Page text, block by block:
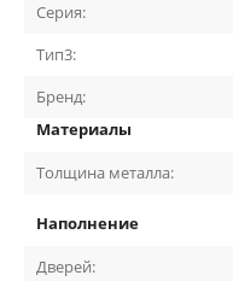
Серия:
Тип3:
Бренд:
Материалы
Толщина металла:
Наполнение
Дверей: